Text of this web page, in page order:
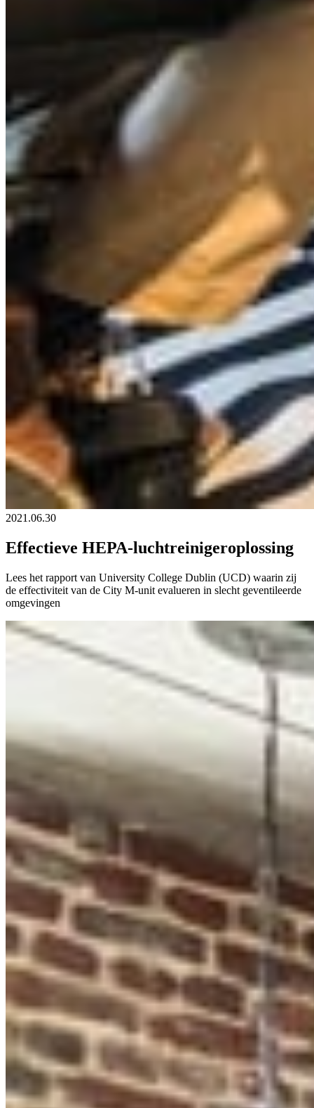
2021.06.30
Effectieve HEPA-luchtreinigeroplossing
Lees het rapport van University College Dublin (UCD) waarin zij
de effectiviteit van de City M-unit evalueren in slecht geventileerde
omgevingen